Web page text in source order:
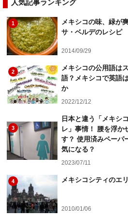
人気記事ランキング
1
メキシコの味、緑が
サ・ベルデのレシピ
2014/09/29
2
メキシコの公用語は
語？メキシコで英語
か
2022/12/12
3
日本と違う「メキシ
レ」事情！ 腰を浮か
す？ 使用済みペーパ
気になる？
2023/07/11
4 メキシコシティのエ
2010/01/06